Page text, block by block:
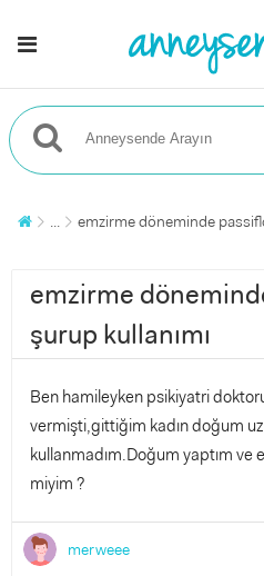
... emzirme döneminde
emzirme
şurup kullanımı
Ben hamileyken psikiyatri
vermişti,gittiğim kadın doğum
kullanmadım.Doğum yaptım
miyim ?
merweee